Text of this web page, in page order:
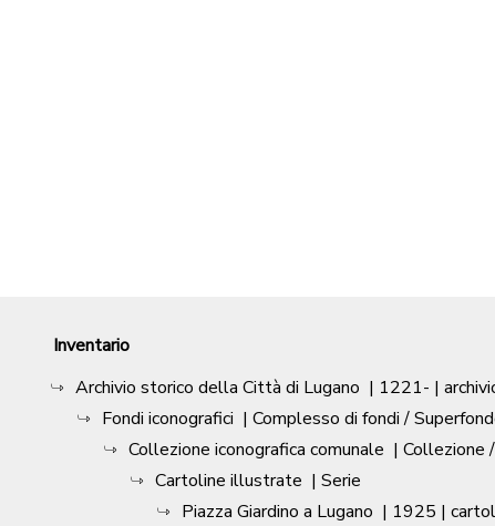
Inventario
Archivio storico della Città di Lugano | 1221- |
Fondi iconografici | Complesso di fondi /
Collezione iconografica comunale | Collezione
Cartoline illustrate | Serie
Piazza Giardino a Lugano | 1925 |